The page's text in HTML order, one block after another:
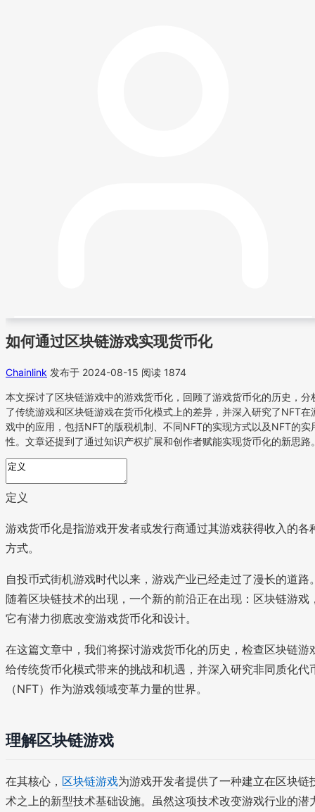
如何通过区块链游戏实现货币化
Chainlink 发布于 2024-08-15 阅读 1874
本文探讨了区块链游戏中的游戏货币化，回顾了游戏货币化的历史，分
了传统游戏和区块链游戏在货币化模式上的差异，并深入研究了NFT在
戏中的应用，包括NFT的版税机制、不同NFT的实现方式以及NFT的实
性。文章还提到了通过知识产权扩展和创作者赋能实现货币化的新思路
定义
游戏货币化是指游戏开发者或发行商通过其游戏获得收入的各
方式。
自投币式街机游戏时代以来，游戏产业已经走过了漫长的道路
随着区块链技术的出现，一个新的前沿正在出现：区块链游戏
它有潜力彻底改变游戏货币化和设计。
在这篇文章中，我们将探讨游戏货币化的历史，检查区块链游
给传统货币化模式带来的挑战和机遇，并深入研究非同质化代
（NFT）作为游戏领域变革力量的世界。
理解区块链游戏
在其核心， 区块链游戏为游戏开发者提供了一种建立在区块链
术之上的新型技术基础设施。虽然这项技术改变游戏行业的潜